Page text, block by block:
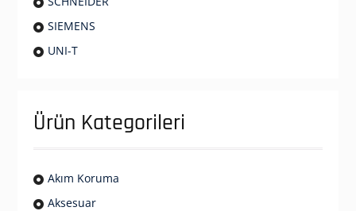
SIEMENS
UNI-T
Ürün Kategorileri
Akım Koruma
Aksesuar